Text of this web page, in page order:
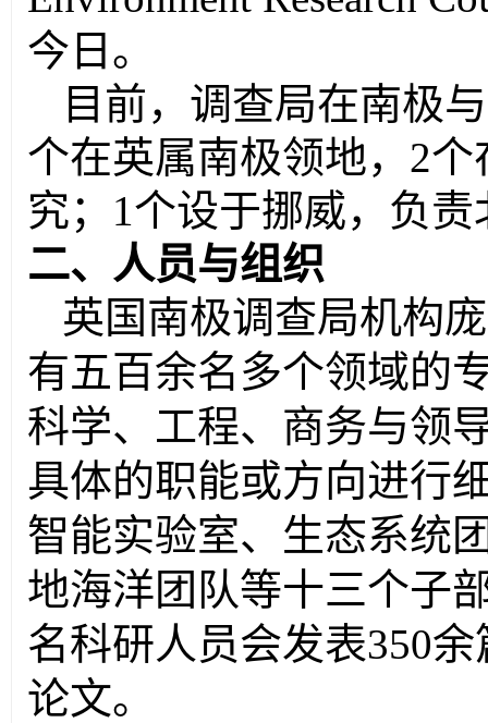
今日。
目前，调查局在南极
个在英属南极领地， 2个
究； 1个设于挪威，负责
二、人员与组织
英国南极调查局机构
有五百余名多个领域的
科学、工程、商务与领
具体的职能或方向进行
智能实验室、生态系统
地海洋团队等十三个子
名科研人员会发表350余
论文。